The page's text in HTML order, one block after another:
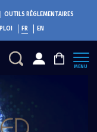
OUTILS RÉGLEMENTAIRES
FR EN
MENU